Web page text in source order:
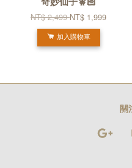
NT$ 2,499NT$ 1,999
加入購物車
關